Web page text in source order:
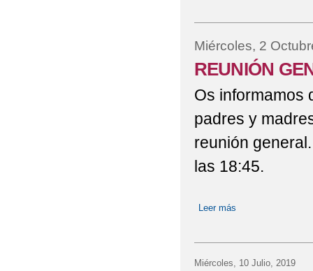
Miércoles, 2
REUNIÓN
Os informamos
padres y
reunión
las 18:45.
Leer más
Miércoles, 10 Julio, 2019